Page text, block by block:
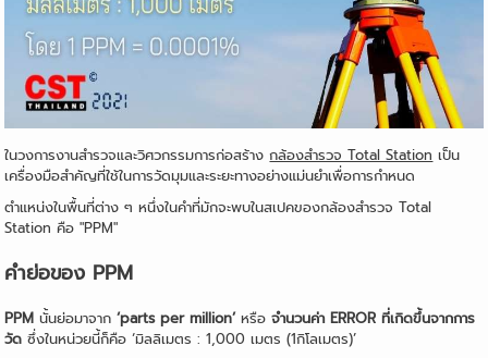
ในวงการงานสำรวจและวิศวกรรมการก่อสร้างกล้องสำรวจ Total Station เป็น
เครื่องมือสำคัญที่ใช้ในการวัดมุมและระยะทางอย่างแม่นยำเพื่อการกำหนด
ตำแหน่งในพื้นที่ต่าง ๆ หนึ่งในคำที่มักจะพบในสเปคของกล้องสำรวจ Total
Station คือ "PPM"
คำย่อของ PPM
PPM นั้นย่อมาจาก ‘parts per million’หรือจำนวนค่า ERROR ที่เกิดขึ้นจากการ
วัด ซึ่งในหน่วยนี้ก็คือ ‘มิลลิเมตร : 1,000 เมตร (1กิโลเมตร)’